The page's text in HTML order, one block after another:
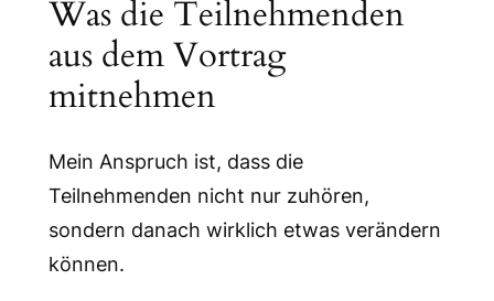
Was die Teilnehmenden
aus dem Vortrag
mitnehmen
Mein Anspruch ist, dass die
Teilnehmenden nicht nur zuhören,
sondern danach wirklich etwas verändern
können.